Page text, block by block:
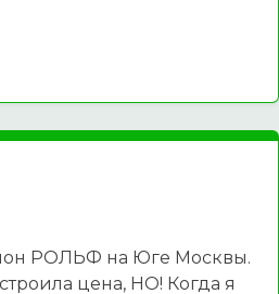
РОЛЬФ на Юге Москвы.
цена, НО! Когда я